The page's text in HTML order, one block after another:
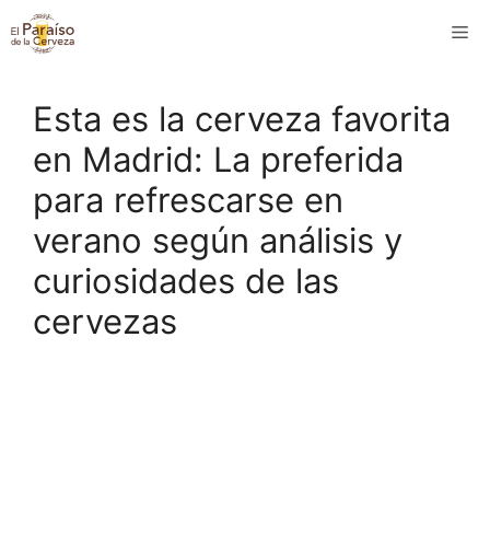
Saltar
al
Esta es la cerveza favorita
en Madrid: La preferida
para refrescarse en
verano según análisis y
curiosidades de las
cervezas